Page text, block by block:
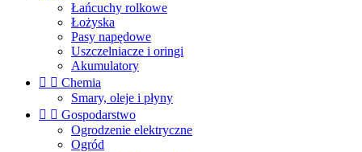
Łańcuchy rolkowe
Łożyska
Pasy napędowe
Uszczelniacze i oringi
Akumulatory
  Chemia
Smary, oleje i płyny
  Gospodarstwo
Ogrodzenie elektryczne
Ogród